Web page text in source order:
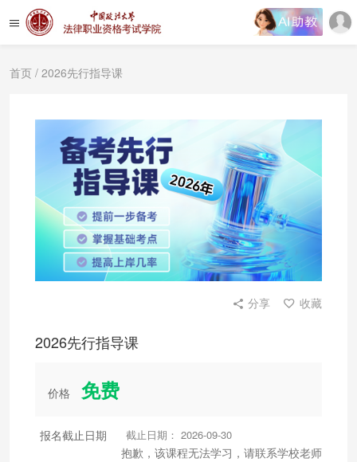
首页 / 2026先行指导课
分享 收藏
2026先行指导课
价格 免费
报名截止日期 截止日期： 2026-09-30
抱歉，该课程无法学习，请联系学校老师